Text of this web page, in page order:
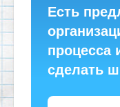
Есть
процесса
сделать